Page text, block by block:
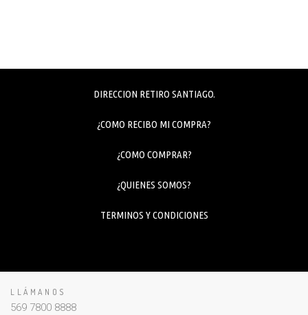
DIRECCION RETIRO SANTIAGO.
¿COMO RECIBO MI COMPRA?
¿COMO COMPRAR?
¿QUIENES SOMOS?
TERMINOS Y CONDICIONES
LLÁMANOS
569 7800 8888